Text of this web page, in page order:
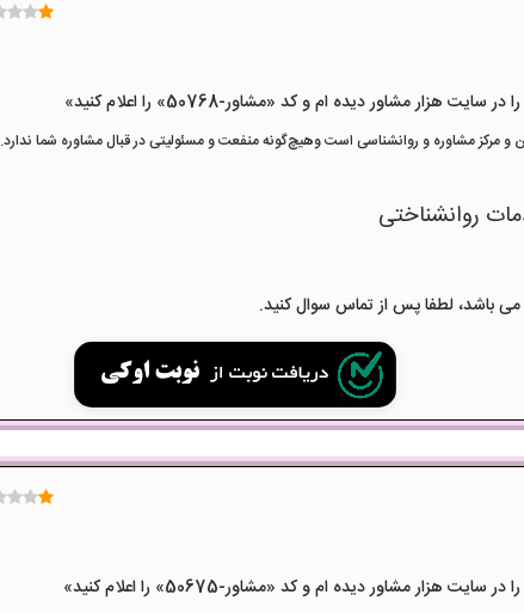
مشاور دیده ام و کد «مشاور-50768» را اعلام کنید»
مشاوره و روانشناسی است وهیچ‌گونه منفعت و مسئولیتی در قبال مشاوره شما ندارد.
روانشناختی
باشد، لطفا پس از تماس سوال کنید.
مشاور دیده ام و کد «مشاور-50675» را اعلام کنید»